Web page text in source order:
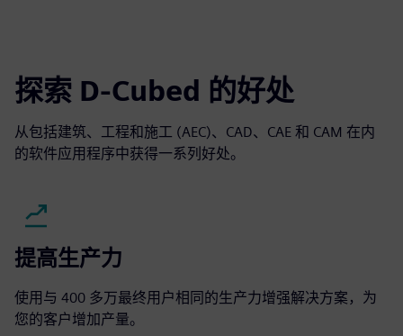
探索 D-Cubed 的好处
从包括建筑、工程和施工 (AEC)、CAD、CAE 和 CAM 在内
的软件应用程序中获得一系列好处。
提高生产力
使用与 400 多万最终用户相同的生产力增强解决方案，为
您的客户增加产量。